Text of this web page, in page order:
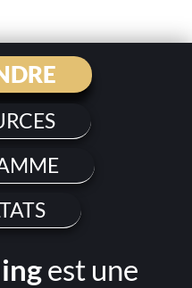
est une